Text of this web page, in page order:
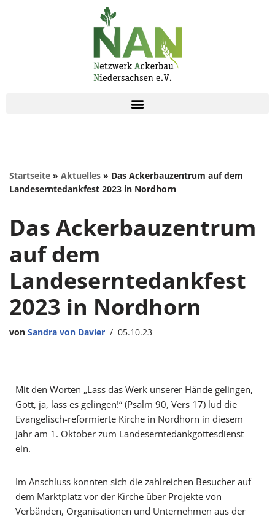
Startseite » Aktuelles » Das Ackerbauzentrum auf dem
Landeserntedankfest 2023 in Nordhorn
Das Ackerbauzentrum
auf dem
Landeserntedankfest
2023 in Nordhorn
von Sandra von Davier 05.10.23
Mit den Worten „Lass das Werk unserer Hände gelingen,
Gott, ja, lass es gelingen!“ (Psalm 90, Vers 17) lud die
Evangelisch-reformierte Kirche in Nordhorn in diesem
Jahr am 1. Oktober zum Landeserntedankgottesdienst
ein.
Im Anschluss konnten sich die zahlreichen Besucher auf
dem Marktplatz vor der Kirche über Projekte von
Verbänden, Organisationen und Unternehmen aus der